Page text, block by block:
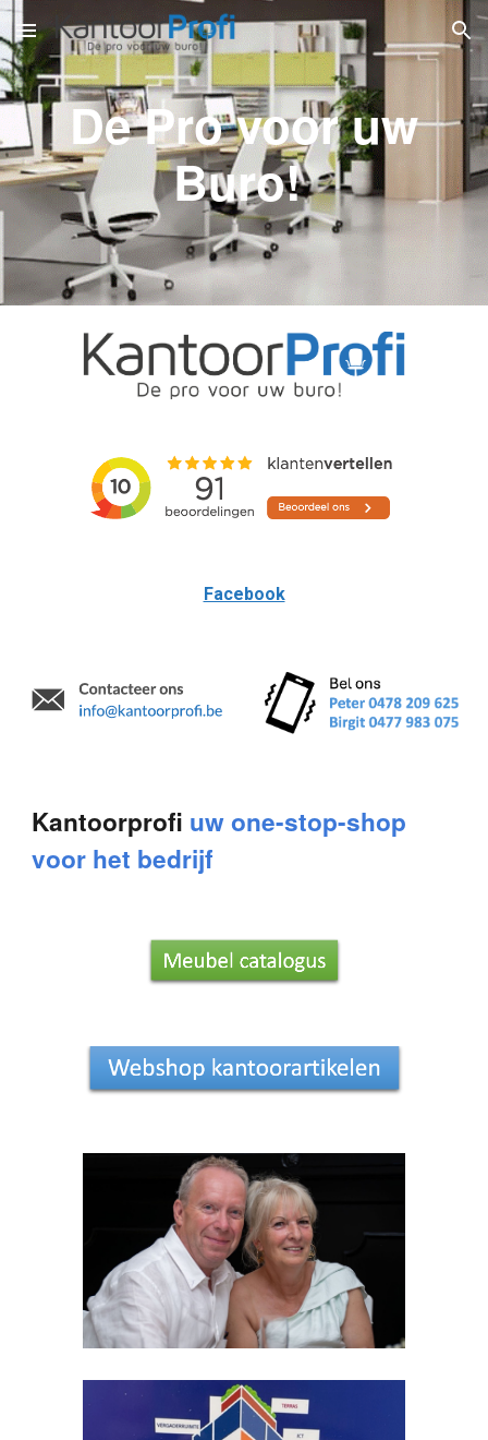
Skip to main content Skip to navigation
De Pro voor uw
Buro!
Facebook
Kantoorprofi uw one-stop-shop
voor het bedrijf